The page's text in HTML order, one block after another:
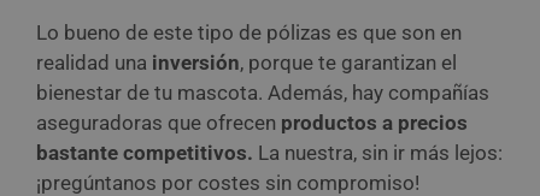
Lo bueno de este tipo de pólizas es que son en
realidad una inversión, porque te garantizan el
bienestar de tu mascota. Además, hay compañías
aseguradoras que ofrecen productos a precios
bastante competitivos. La nuestra, sin ir más lejos:
¡pregúntanos por costes sin compromiso!